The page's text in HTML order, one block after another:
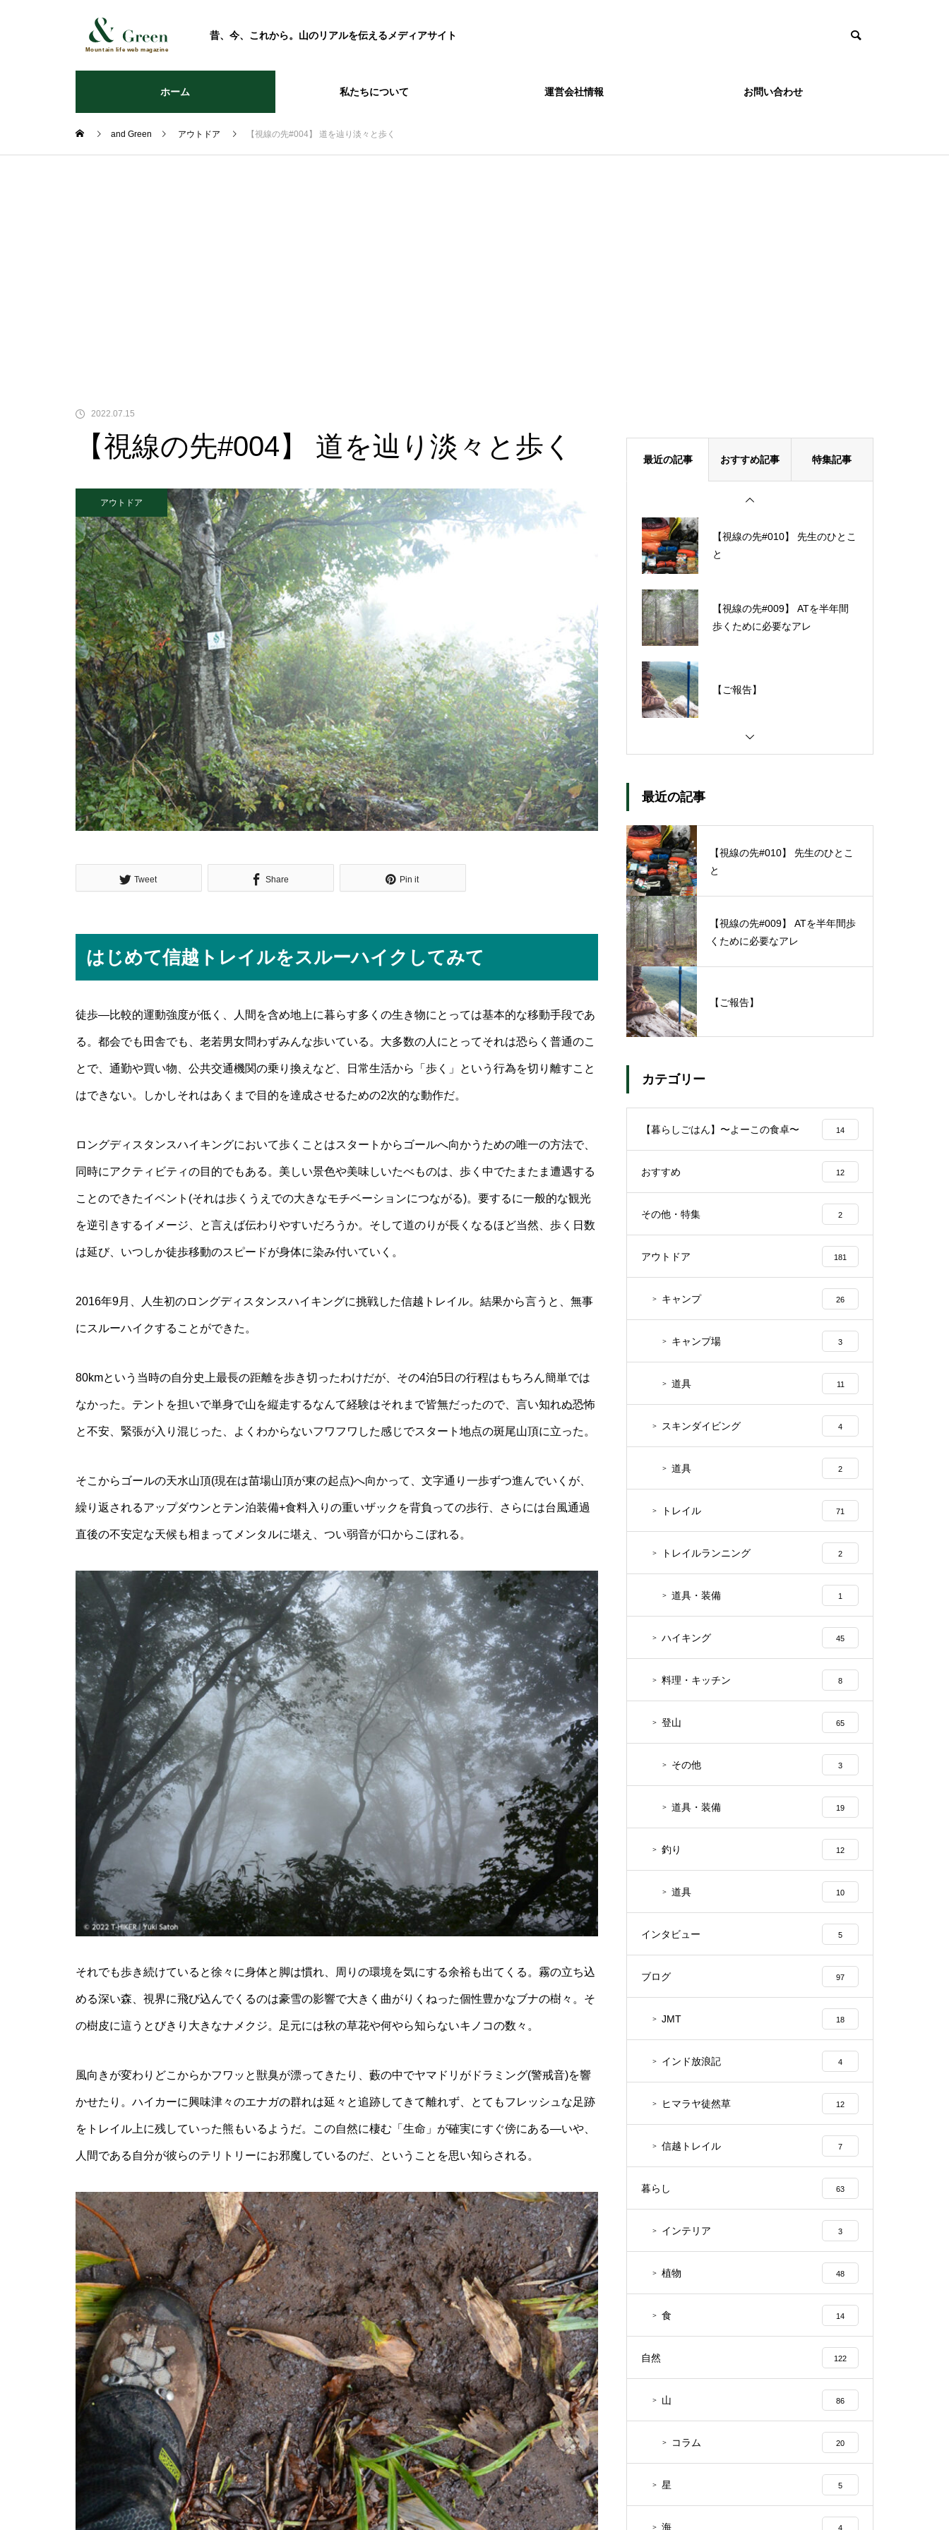
昔、今、これから。山のリアルを伝えるメディアサイト
ホーム 私たちについて 運営会社情報 お問い合わせ
and Green アウトドア 【視線の先#004】 道を辿り淡々と歩く
2022.07.15
【視線の先#004】 道を辿り淡々と歩く
アウトドア
Tweet Share Pin it
はじめて信越トレイルをスルーハイクしてみて
徒歩―比較的運動強度が低く、人間を含め地上に暮らす多くの生き物にとっては基本的な移動手段であ
る。都会でも田舎でも、老若男女問わずみんな歩いている。大多数の人にとってそれは恐らく普通のこ
とで、通勤や買い物、公共交通機関の乗り換えなど、日常生活から「歩く」という行為を切り離すこと
はできない。しかしそれはあくまで目的を達成させるための2次的な動作だ。
ロングディスタンスハイキングにおいて歩くことはスタートからゴールへ向かうための唯一の方法で、
同時にアクティビティの目的でもある。美しい景色や美味しいたべものは、歩く中でたまたま遭遇する
ことのできたイベント(それは歩くうえでの大きなモチベーションにつながる)。要するに一般的な観光
を逆引きするイメージ、と言えば伝わりやすいだろうか。そして道のりが長くなるほど当然、歩く日数
は延び、いつしか徒歩移動のスピードが身体に染み付いていく。
2016年9月、人生初のロングディスタンスハイキングに挑戦した信越トレイル。結果から言うと、無事
にスルーハイクすることができた。
80kmという当時の自分史上最長の距離を歩き切ったわけだが、その4泊5日の行程はもちろん簡単では
なかった。テントを担いで単身で山を縦走するなんて経験はそれまで皆無だったので、言い知れぬ恐怖
と不安、緊張が入り混じった、よくわからないフワフワした感じでスタート地点の斑尾山頂に立った。
そこからゴールの天水山頂(現在は苗場山頂が東の起点)へ向かって、文字通り一歩ずつ進んでいくが、
繰り返されるアップダウンとテン泊装備+食料入りの重いザックを背負っての歩行、さらには台風通過
直後の不安定な天候も相まってメンタルに堪え、つい弱音が口からこぼれる。
それでも歩き続けていると徐々に身体と脚は慣れ、周りの環境を気にする余裕も出てくる。霧の立ち込
める深い森、視界に飛び込んでくるのは豪雪の影響で大きく曲がりくねった個性豊かなブナの樹々。そ
の樹皮に這うとびきり大きなナメクジ。足元には秋の草花や何やら知らないキノコの数々。
風向きが変わりどこからかフワッと獣臭が漂ってきたり、藪の中でヤマドリがドラミング(警戒音)を響
かせたり。ハイカーに興味津々のエナガの群れは延々と追跡してきて離れず、とてもフレッシュな足跡
をトレイル上に残していった熊もいるようだ。この自然に棲む「生命」が確実にすぐ傍にある―いや、
人間である自分が彼らのテリトリーにお邪魔しているのだ、ということを思い知らされる。
最近の記事 おすすめ記事 特集記事
【視線の先#010】 先生のひとこ
と
【視線の先#009】 ATを半年間
歩くために必要なアレ
【ご報告】
最近の記事
【視線の先#010】 先生のひとこ
と
【視線の先#009】 ATを半年間歩
くために必要なアレ
【ご報告】
カテゴリー
【暮らしごはん】〜よーこの食卓〜 14
おすすめ 12
その他・特集 2
アウトドア 181
キャンプ 26
キャンプ場 3
道具 11
スキンダイビング 4
道具 2
トレイル 71
トレイルランニング 2
道具・装備 1
ハイキング 45
料理・キッチン 8
登山 65
その他 3
道具・装備 19
釣り 12
道具 10
インタビュー 5
ブログ 97
JMT 18
インド放浪記 4
ヒマラヤ徒然草 12
信越トレイル 7
暮らし 63
インテリア 3
植物 48
食 14
自然 122
山 86
コラム 20
星 5
海 4